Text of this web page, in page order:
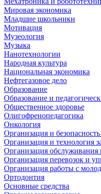
Мировая экономика
Младшие школьники
Мотивация
Музеология
Музыка
Нанотехнологии
Народная культура
Национальная экономика
Нефтегазовое дело
Образование
Образование и
Общественное здоровье
Олигофренопедагогика
Онкология
Организация и
Организация и технология
Организация
Организация перевозок и
Организация работы с
Ортодонтия
Основные средства